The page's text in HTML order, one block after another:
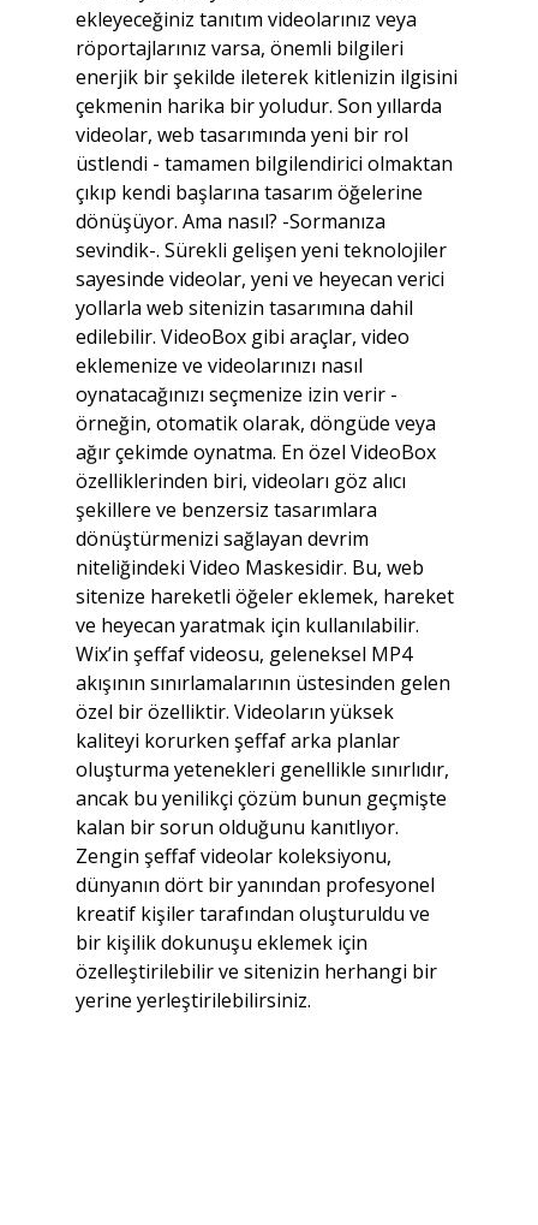
ekleyeceğiniz tanıtım videolarınız veya
röportajlarınız varsa, önemli bilgileri
enerjik bir şekilde ileterek kitlenizin ilgisini
çekmenin harika bir yoludur. Son yıllarda
videolar, web tasarımında yeni bir rol
üstlendi - tamamen bilgilendirici olmaktan
çıkıp kendi başlarına tasarım öğelerine
dönüşüyor. Ama nasıl? -Sormanıza
sevindik-. Sürekli gelişen yeni teknolojiler
sayesinde videolar, yeni ve heyecan verici
yollarla web sitenizin tasarımına dahil
edilebilir. VideoBox gibi araçlar, video
eklemenize ve videolarınızı nasıl
oynatacağınızı seçmenize izin verir -
örneğin, otomatik olarak, döngüde veya
ağır çekimde oynatma. En özel VideoBox
özelliklerinden biri, videoları göz alıcı
şekillere ve benzersiz tasarımlara
dönüştürmenizi sağlayan devrim
niteliğindeki Video Maskesidir. Bu, web
sitenize hareketli öğeler eklemek, hareket
ve heyecan yaratmak için kullanılabilir.
Wix’in şeffaf videosu, geleneksel MP4
akışının sınırlamalarının üstesinden gelen
özel bir özelliktir. Videoların yüksek
kaliteyi korurken şeffaf arka planlar
oluşturma yetenekleri genellikle sınırlıdır,
ancak bu yenilikçi çözüm bunun geçmişte
kalan bir sorun olduğunu kanıtlıyor.
Zengin şeffaf videolar koleksiyonu,
dünyanın dört bir yanından profesyonel
kreatif kişiler tarafından oluşturuldu ve
bir kişilik dokunuşu eklemek için
özelleştirilebilir ve sitenizin herhangi bir
yerine yerleştirilebilirsiniz.